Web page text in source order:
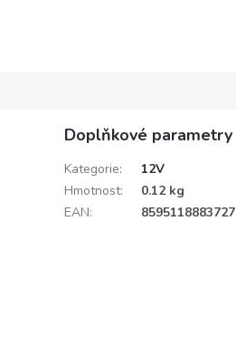
Doplňkové parametry
Kategorie:
12V
Hmotnost:
0.12 kg
EAN: 8595118883727